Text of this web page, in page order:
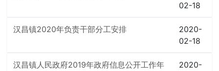
02-18
汉昌镇2020年负责干部分工安排
2020-
02-18
汉昌镇人民政府2019年政府信息公开工作年
2020-